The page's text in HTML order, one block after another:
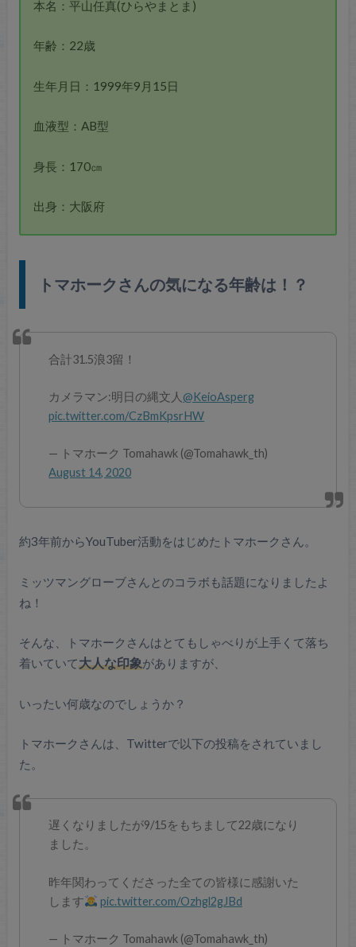
本名：平山任真(ひらやまとま)
年齢：22歳
生年月日：1999年9月15日
血液型：AB型
身長：170㎝
出身：大阪府
トマホークさんの気になる年齢は！？
合計31.5浪3留！
カメラマン:明日の縄文人 @KeioAsperg
pic.twitter.com/CzBmKpsrHW
— トマホーク Tomahawk (@Tomahawk_th)
August 14, 2020
約3年前からYouTuber活動をはじめたトマホークさん。
ミッツマングローブさんとのコラボも話題になりましたよ
ね！
そんな、トマホークさんはとてもしゃべりが上手くて落ち
着いていて大人な印象がありますが、
いったい何歳なのでしょうか？
トマホークさんは、Twitterで以下の投稿をされていまし
た。
遅くなりましたが9/15をもちまして22歳になり
ました。
昨年関わってくださった全ての皆様に感謝いた
します
pic.twitter.com/Ozhgl2gJBd
— トマホーク Tomahawk (@Tomahawk_th)